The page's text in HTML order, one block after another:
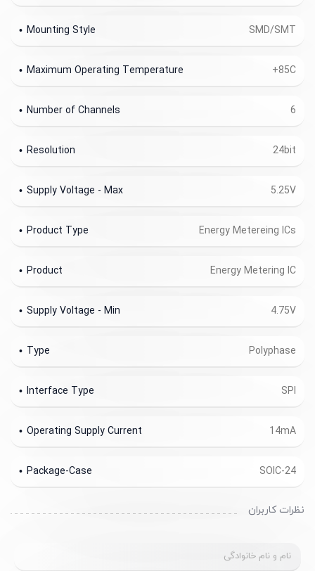
Reel Tube
Packaging
-40C
Minimum Operating Temperature
SMD/SMT
Mounting Style
+85C
Maximum Operating Temperature
6
Number of Channels
24bit
Resolution
5.25V
Supply Voltage - Max
Energy Metereing ICs
Product Type
Energy Metering IC
Product
4.75V
Supply Voltage - Min
Polyphase
Type
SPI
Interface Type
14mA
Operating Supply Current
SOIC-24